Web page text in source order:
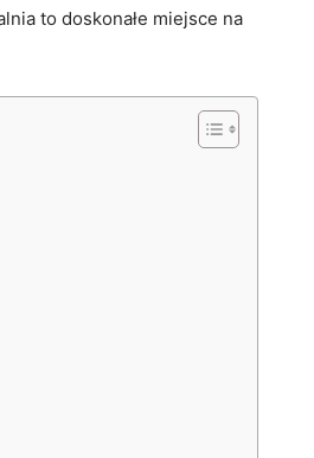
to doskonałe miejsce na